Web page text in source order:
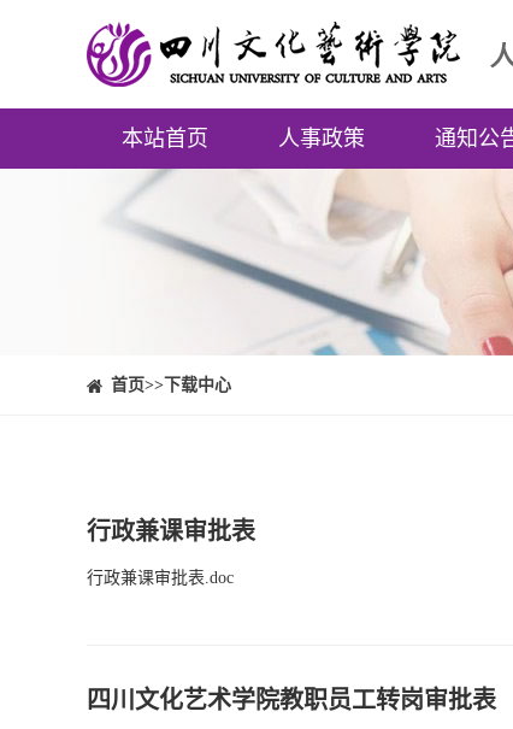
本站首页 人事政策 通知公
⠀⠀首页>>下载中心
行政兼课审批表
行政兼课审批表.doc
四川文化艺术学院教职员工转岗审批表